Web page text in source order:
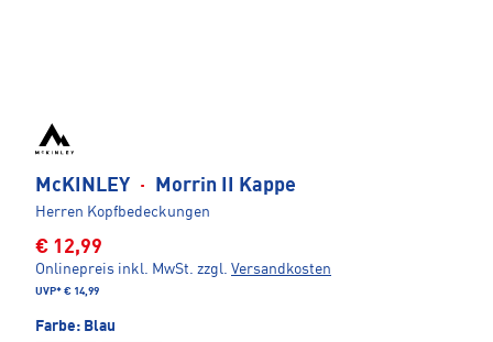
McKINLEY · Morrin II Kappe
Herren Kopfbedeckungen
€ 12,99
Onlinepreis inkl. MwSt. zzgl. Versandkosten
UVP* € 14,99
Farbe: Blau